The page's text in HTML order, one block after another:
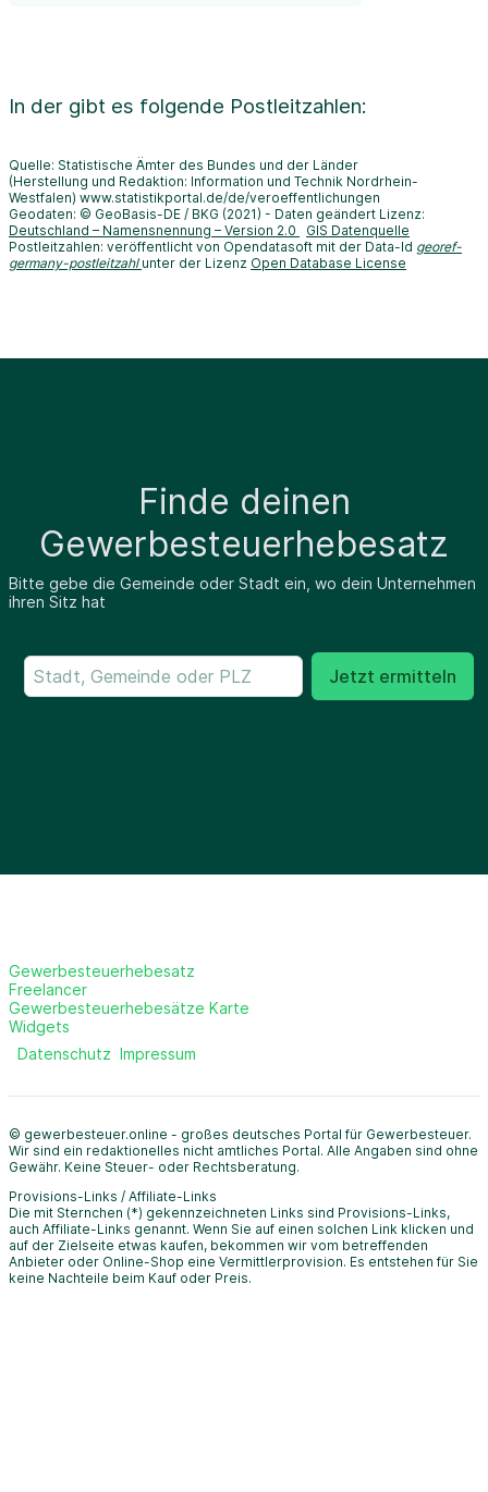
In der gibt es folgende Postleitzahlen:
Quelle: Statistische Ämter des Bundes und der Länder
(Herstellung und Redaktion: Information und Technik Nordrhein-
Westfalen) www.statistikportal.de/de/veroeffentlichungen
Geodaten: © GeoBasis-DE / BKG (2021) - Daten geändert Lizenz:
Deutschland – Namensnennung – Version 2.0
GIS Datenquelle
Postleitzahlen: veröffentlicht von Opendatasoft mit der Data-Id georef-
germany-postleitzahl unter der Lizenz Open Database License
Finde deinen
Gewerbesteuerhebesatz
Bitte gebe die Gemeinde oder Stadt ein, wo dein Unternehmen
ihren Sitz hat
Jetzt ermitteln
Gewerbesteuerhebesatz
Freelancer
Gewerbesteuerhebesätze Karte
Widgets
Datenschutz Impressum
© gewerbesteuer.online - großes deutsches Portal für Gewerbesteuer.
Wir sind ein redaktionelles nicht amtliches Portal. Alle Angaben sind ohne
Gewähr. Keine Steuer- oder Rechtsberatung.
Provisions-Links / Affiliate-Links
Die mit Sternchen (*) gekennzeichneten Links sind Provisions-Links,
auch Affiliate-Links genannt. Wenn Sie auf einen solchen Link klicken und
auf der Zielseite etwas kaufen, bekommen wir vom betreffenden
Anbieter oder Online-Shop eine Vermittlerprovision. Es entstehen für Sie
keine Nachteile beim Kauf oder Preis.